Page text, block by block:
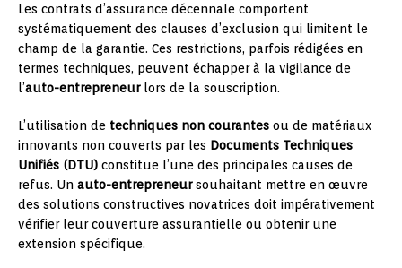
Les contrats d’assurance décennale comportent
systématiquement des clauses d’exclusion qui limitent le
champ de la garantie. Ces restrictions, parfois rédigées en
termes techniques, peuvent échapper à la vigilance de
l’auto-entrepreneurlors de la souscription.
L’utilisation de techniques non courantes ou de matériaux
innovants non couverts par les Documents Techniques
Unifiés (DTU) constitue l’une des principales causes de
refus. Un auto-entrepreneursouhaitant mettre en œuvre
des solutions constructives novatrices doit impérativement
vérifier leur couverture assurantielle ou obtenir une
extension spécifique.